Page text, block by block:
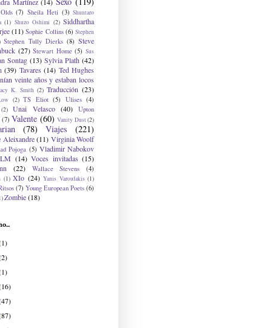
(7) Sheila Heti (3) Shuntaro
(1) Shuzo Oshimi (2) Siddhartha
(11) Sophie Collins (6) Stephen
Stephen Tully Dierks (8) Steve
(27) Stewart Home (5) Sus
Sontag (13) Sylvia Plath (42)
(39) Tavares (14) Ted Hughes
veinte años y estaban locos
K. Smith (2) Traducción (23)
(2) TS Eliot (5) Ulises (4)
(2) Unai Velasco (40)
Upton
(7) Valente (60) Vanity Dust(2)
(78) Viajes (221)
Aleixandre (11) Virginia Woolf
Pojoga (5) Vladimir Nabokov
(14) Voces invitadas (15)
(22) Wallace Stevens (4)
(1) XIo (24) Yanis Varoufakis (1)
(7) Young European Poets (6)
Zombie(18)